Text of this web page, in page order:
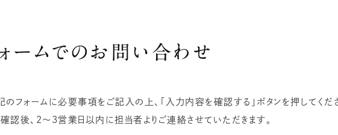
ームでのお問い合わせ
フォームに必要事項をご記入の上、「入力内容を確認する」ボタンを押してくだ
認後、2～3営業日以内に担当者よりご連絡させていただきます。